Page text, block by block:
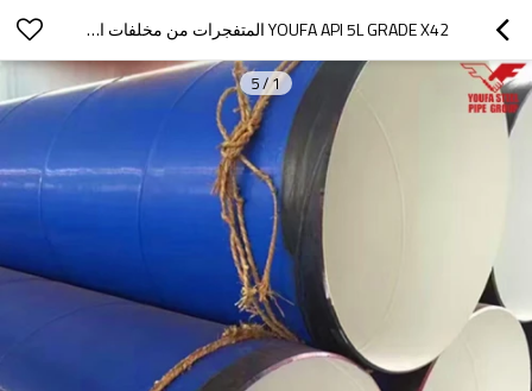
YOUFA API 5L GRADE X42 المتفجرات من مخلفات الحرب / دوامة أنابيب الصلب الملحومة
1
/
5